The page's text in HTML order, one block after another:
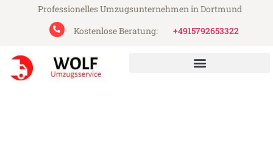
Professionelles Umzugsunternehmen in Dortmund
Kostenlose Beratung:
+4915792653322